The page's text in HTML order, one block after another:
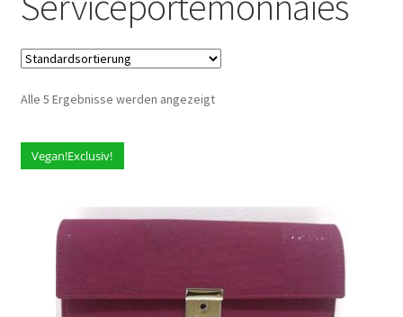
Kontakt
Alle 5 Ergebnisse werden angezeigt
Vegan!Exclusiv!